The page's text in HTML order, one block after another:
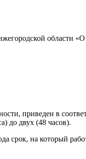
области
приведен в
до двух (48 часов).
срок, на который